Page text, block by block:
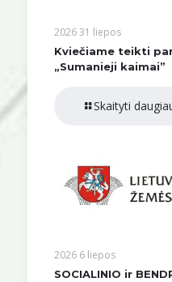
2026 31 liepos
Kviečiame teikti
„Sumanieji kaimai”
Skaityti
2026 6 liepos
SOCIALINIO ir